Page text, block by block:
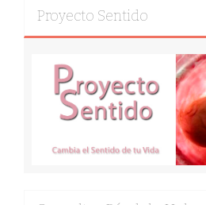
Proyecto Sentido